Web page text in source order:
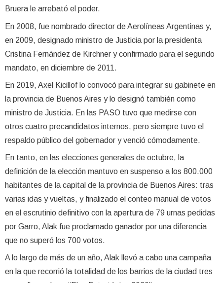
Bruera le arrebató el poder.
En 2008, fue nombrado director de Aerolíneas Argentinas y,
en 2009, designado ministro de Justicia por la presidenta
Cristina Fernández de Kirchner y confirmado para el segundo
mandato, en diciembre de 2011.
En 2019, Axel Kicillof lo convocó para integrar su gabinete en
la provincia de Buenos Aires y lo designó también como
ministro de Justicia. En las PASO tuvo que medirse con
otros cuatro precandidatos internos, pero siempre tuvo el
respaldo público del gobernador y venció cómodamente.
En tanto, en las elecciones generales de octubre, la
definición de la elección mantuvo en suspenso a los 800.000
habitantes de la capital de la provincia de Buenos Aires: tras
varias idas y vueltas, y finalizado el conteo manual de votos
en el escrutinio definitivo con la apertura de 79 urnas pedidas
por Garro, Alak fue proclamado ganador por una diferencia
que no superó los 700 votos.
A lo largo de más de un año, Alak llevó a cabo una campaña
en la que recorrió la totalidad de los barrios de la ciudad tres